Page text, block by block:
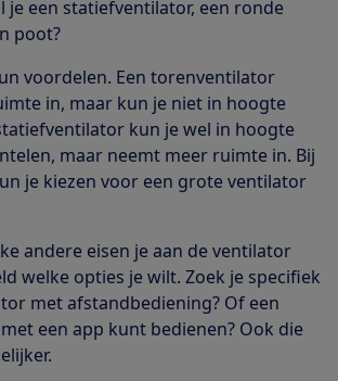
je een statiefventilator, een ronde
poot?
voordelen. Een torenventilator
in, maar kun je niet in hoogte
kun je wel in hoogte
maar neemt meer ruimte in. Bij
je kiezen voor een grote ventilator
andere eisen je aan de ventilator
welke opties je wilt. Zoek je specifiek
met afstandbediening? Of een
een app kunt bedienen? Ook die